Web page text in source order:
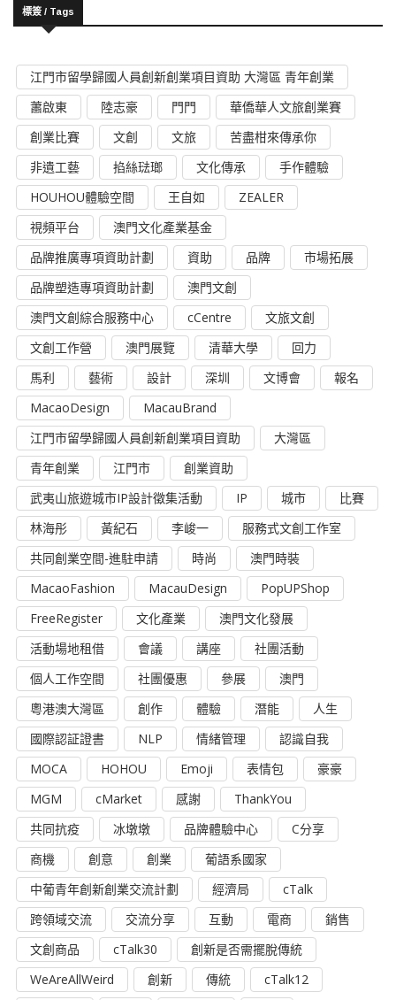
標簽 / Tags
江門市留學歸國人員創新創業項目資助 大灣區 青年創業
蕭啟東
陸志豪 門門
華僑華人文旅創業賽
創業比賽
文創 文旅
苦盡柑來傳承你
非遺工藝
掐絲琺瑯 文化傳承
手作體驗
HOUHOU體驗空間
王自如
ZEALER
視頻平台
澳門文化產業基金
品牌推廣專項資助計劃
資助 品牌
市場拓展
品牌塑造專項資助計劃
澳門文創
澳門文創綜合服務中心
cCentre
文旅文創
文創工作營
澳門展覽 清華大學
回力
馬利
藝術 設計 深圳 文博會
報名
MacaoDesign
MacauBrand
江門市留學歸國人員創新創業項目資助
大灣區
青年創業
江門市
創業資助
武夷山旅遊城市IP設計徵集活動
IP 城市
比賽
林海彤
黃紀石 李峻一
服務式文創工作室
共同創業空間-進駐申請
時尚
澳門時裝
MacaoFashion
MacauDesign
PopUPShop
FreeRegister
文化產業
澳門文化發展
活動場地租借
會議 講座
社團活動
個人工作空間
社團優惠 參展
澳門
粵港澳大灣區
創作 體驗 潛能
人生
國際認証證書
NLP 情緒管理
認識自我
MOCA
HOHOU Emoji 表情包
豪豪
MGM
cMarket 感謝
ThankYou
共同抗疫
冰墩墩 品牌體驗中心
C分享
商機
創意 創業
葡語系國家
中葡青年創新創業交流計劃
經濟局
cTalk
跨領域交流
交流分享 互動 電商
銷售
文創商品
cTalk30
創新是否需擺脫傳統
WeAreAllWeird
創新 傳統
cTalk12